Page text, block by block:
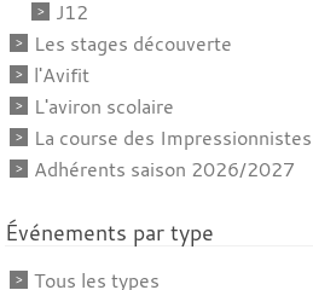
J12
Les stages découverte
l'Avifit
L'aviron scolaire
La course des Impressionnistes
Adhérents saison 2026/2027
Événements par type
Tous les types